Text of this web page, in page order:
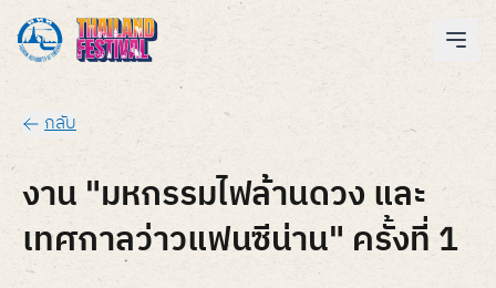
กลับ
งาน "มหกรรมไฟล้านดวง และ
เทศกาลว่าวแฟนซีน่าน" ครั้งที่ 1